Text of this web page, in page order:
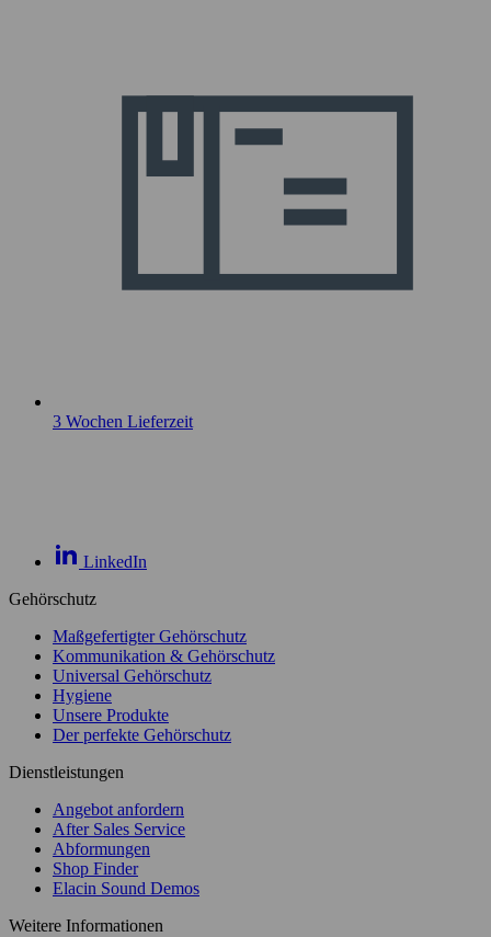
3 Wochen Lieferzeit
LinkedIn
Gehörschutz
Maßgefertigter Gehörschutz
Kommunikation & Gehörschutz
Universal Gehörschutz
Hygiene
Unsere Produkte
Der perfekte Gehörschutz
Dienstleistungen
Angebot anfordern
After Sales Service
Abformungen
Shop Finder
Elacin Sound Demos
Weitere Informationen